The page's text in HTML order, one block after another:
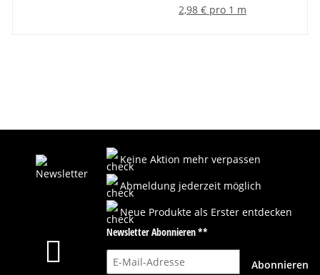
2,98 € pro 1 m
Keine Aktion mehr verpassen
Abmeldung jederzeit möglich
Neue Produkte als Erster entdecken
Newsletter Abonnieren **
E-Mail-Adresse
Abonnieren